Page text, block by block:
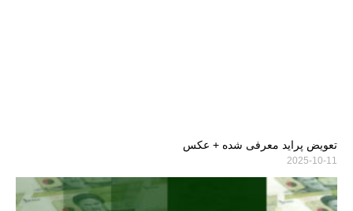
تعویض پراید معرفی شده + عکس
2025-10-11